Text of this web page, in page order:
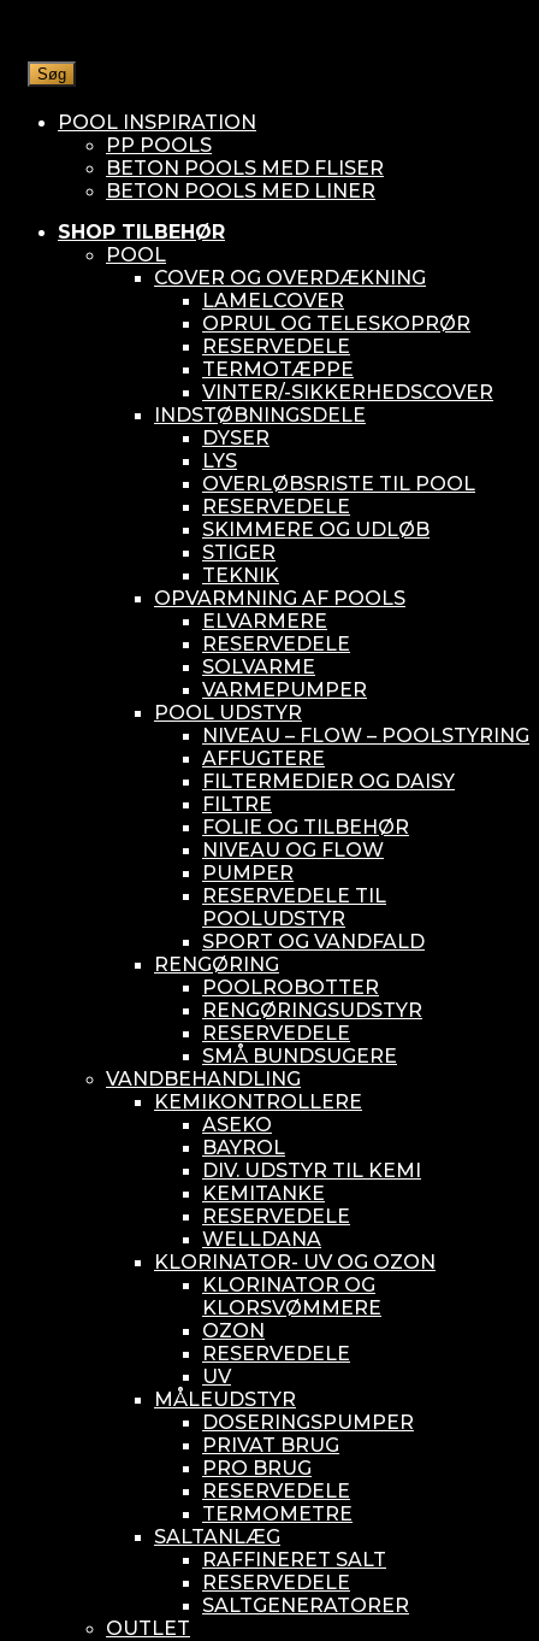
Søg
POOL INSPIRATION
PP POOLS
BETON POOLS MED FLISER
BETON POOLS MED LINER
SHOP TILBEHØR
POOL
COVER OG OVERDÆKNING
LAMELCOVER
OPRUL OG TELESKOPRØR
RESERVEDELE
TERMOTÆPPE
VINTER/-SIKKERHEDSCOVER
INDSTØBNINGSDELE
DYSER
LYS
OVERLØBSRISTE TIL POOL
RESERVEDELE
SKIMMERE OG UDLØB
STIGER
TEKNIK
OPVARMNING AF POOLS
ELVARMERE
RESERVEDELE
SOLVARME
VARMEPUMPER
POOL UDSTYR
NIVEAU – FLOW – POOLSTYRING
AFFUGTERE
FILTERMEDIER OG DAISY
FILTRE
FOLIE OG TILBEHØR
NIVEAU OG FLOW
PUMPER
RESERVEDELE TIL
POOLUDSTYR
SPORT OG VANDFALD
RENGØRING
POOLROBOTTER
RENGØRINGSUDSTYR
RESERVEDELE
SMÅ BUNDSUGERE
VANDBEHANDLING
KEMIKONTROLLERE
ASEKO
BAYROL
DIV. UDSTYR TIL KEMI
KEMITANKE
RESERVEDELE
WELLDANA
KLORINATOR- UV OG OZON
KLORINATOR OG
KLORSVØMMERE
OZON
RESERVEDELE
UV
MÅLEUDSTYR
DOSERINGSPUMPER
PRIVAT BRUG
PRO BRUG
RESERVEDELE
TERMOMETRE
SALTANLÆG
RAFFINERET SALT
RESERVEDELE
SALTGENERATORER
OUTLET